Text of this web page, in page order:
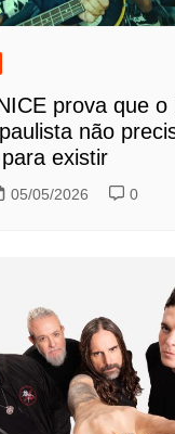
prova que o
não
existir
05/05/2026 0